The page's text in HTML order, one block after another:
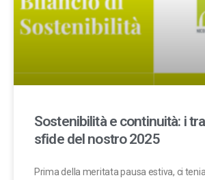
Sostenibilità e continuità: i
sfide del nostro 2025
Prima della meritata pausa estiva, ci